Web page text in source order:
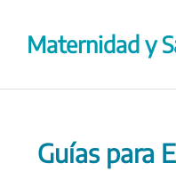
contenidoMaternidad y
Guías para